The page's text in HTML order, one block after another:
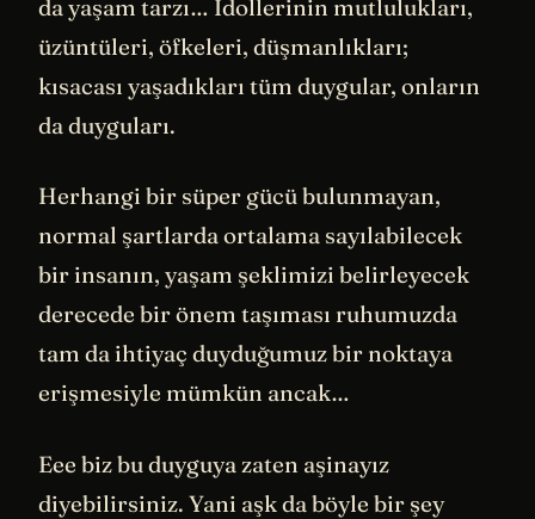
da yaşam tarzı… İdollerinin mutlulukları,
üzüntüleri, öfkeleri, düşmanlıkları;
kısacası yaşadıkları tüm duygular, onların
da duyguları.
Herhangi bir süper gücü bulunmayan,
normal şartlarda ortalama sayılabilecek
bir insanın, yaşam şeklimizi belirleyecek
derecede bir önem taşıması ruhumuzda
tam da ihtiyaç duyduğumuz bir noktaya
erişmesiyle mümkün ancak…
Eee biz bu duyguya zaten aşinayız
diyebilirsiniz. Yani aşk da böyle bir şey